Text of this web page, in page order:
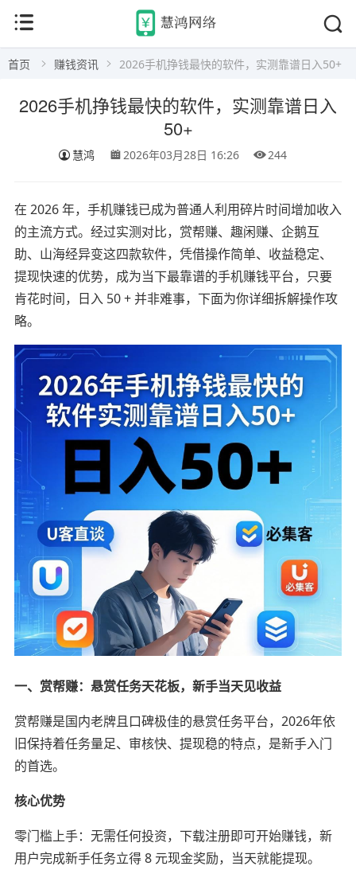
首页 赚钱资讯 2026手机挣钱最快的软件，实测靠谱日入50+
2026手机挣钱最快的软件，实测靠谱日入
50+
慧鸿 2026年03月28日 16:26 244
在 2026 年，手机赚钱已成为普通人利用碎片时间增加收入
的主流方式。经过实测对比，赏帮赚、趣闲赚、企鹅互
助、山海经异变这四款软件，凭借操作简单、收益稳定、
提现快速的优势，成为当下最靠谱的手机赚钱平台，只要
肯花时间，日入 50 + 并非难事，下面为你详细拆解操作攻
略。
一、赏帮赚：悬赏任务天花板，新手当天见收益
赏帮赚是国内老牌且口碑极佳的悬赏任务平台，2026年依
旧保持着任务量足、审核快、提现稳的特点，是新手入门
的首选。
核心优势
零门槛上手：无需任何投资，下载注册即可开始赚钱，新
用户完成新手任务立得 8 元现金奖励，当天就能提现。